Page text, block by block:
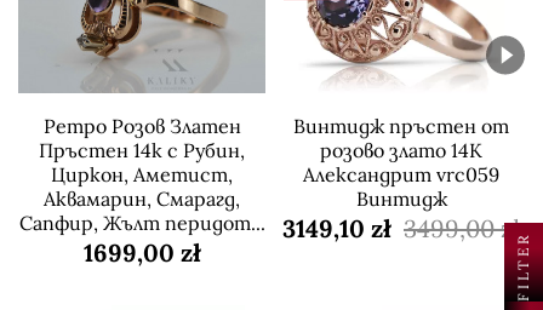
Ретро Розов Златен
Пръстен 14k с Рубин,
Циркон, Аметист,
Аквамарин, Смарагд,
Сапфир, Жълт перидот...
1699,00 zł
Винтидж пръстен от
розово злато 14K
Александрит vrc059
Винтидж
3149,10 zł 3499,00 zł
FILTER